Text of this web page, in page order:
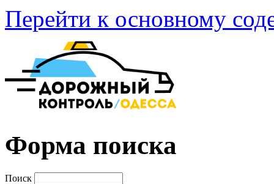
Перейти к основному
Форма поиска
Поиск